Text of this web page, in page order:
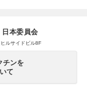
本委員会
ルサイドビル8F
チンを
て